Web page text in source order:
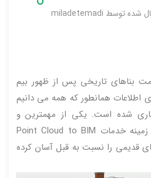
شده توسط miladetemadi
بناهای تاریخی پس از ظهور بیم
همانطور که همه می دانیم
شده است. یکی از مهمترین و
پویاترین اختراعات در این زمینه خدمات Point Cloud to BIM
قدیمی را نسبت به قبل آسان کرده